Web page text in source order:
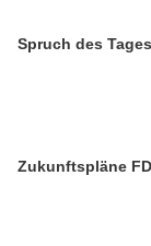
Spruch des
Zukunftspläne